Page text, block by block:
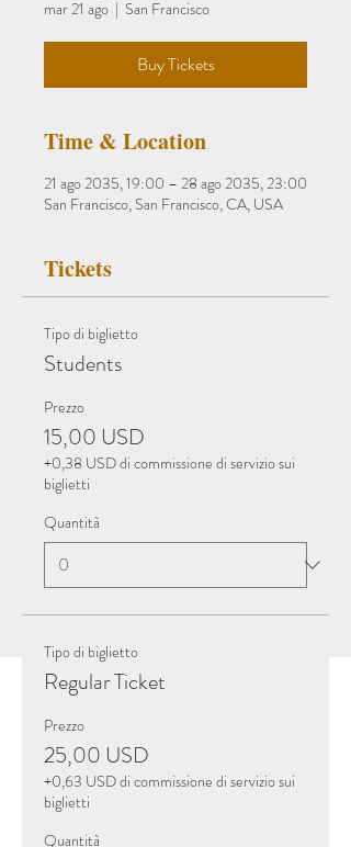
mar 21 ago
  |
San Francisco
Buy Tickets
Time & Location
21 ago 2035, 19:00 – 28 ago 2035, 23:00
San Francisco, San Francisco, CA, USA
Tickets
Tipo di biglietto
Students
Prezzo
15,00 USD
+0,38 USD di commissione di servizio sui
biglietti
Quantità
Tipo di biglietto
Regular Ticket
Prezzo
25,00 USD
+0,63 USD di commissione di servizio sui
biglietti
Quantità